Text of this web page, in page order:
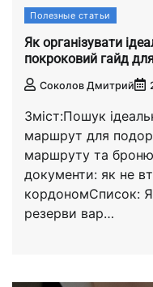
Полезные статьи
Як організувати
покроковий гайд
Соколов Дмитрий
Зміст:Пошук
маршрут для
маршруту та
документи: як не
кордономСписок:
резерви вар…